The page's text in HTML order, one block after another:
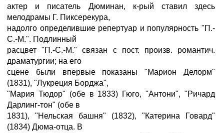
актер и писатель Дюминан, к-рый ставил здесь
мелодрамы Г. Пиксерекура,
надолго определившие репертуар и популярность "П.-
С.-М.". Подлинный
расцвет "П.-С.-М." связан с пост. произв. романтич.
драматургии; на его
сцене были впервые показаны "Марион Делорм"
(1831), "Лукреция Борджа",
"Мария Тюдор" (обе в 1833) Гюго, "Антони", "Ричард
Дарлинг-тон" (обе в
1831), "Нельская башня" (1832), "Катерина Говард"
(1834) Дюма-отца. В